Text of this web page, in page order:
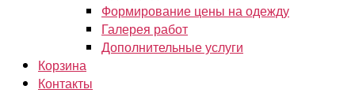
Формирование цены на одежду
Галерея работ
Дополнительные услуги
Корзина
Контакты